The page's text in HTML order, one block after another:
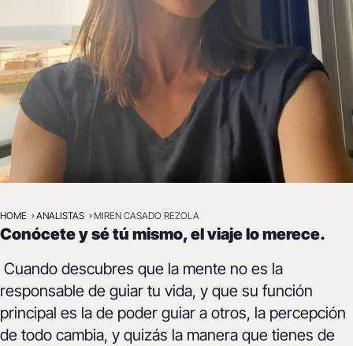
Miren Casado Rezola
HOME ANALISTAS MIREN CASADO REZOLA
Conócete y sé tú mismo, el viaje lo merece.
Cuando descubres que la mente no es la
responsable de guiar tu vida, y que su función
principal es la de poder guiar a otros, la percepción
de todo cambia, y quizás la manera que tienes de